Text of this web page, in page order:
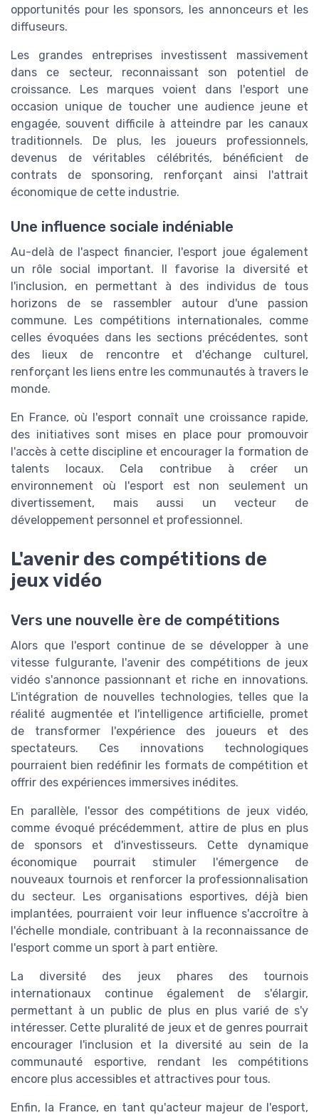
opportunités pour les sponsors, les annonceurs et les
diffuseurs.
Les grandes entreprises investissent massivement
dans ce secteur, reconnaissant son potentiel de
croissance. Les marques voient dans l'esport une
occasion unique de toucher une audience jeune et
engagée, souvent difficile à atteindre par les canaux
traditionnels. De plus, les joueurs professionnels,
devenus de véritables célébrités, bénéficient de
contrats de sponsoring, renforçant ainsi l'attrait
économique de cette industrie.
Une influence sociale indéniable
Au-delà de l'aspect financier, l'esport joue également
un rôle social important. Il favorise la diversité et
l'inclusion, en permettant à des individus de tous
horizons de se rassembler autour d'une passion
commune. Les compétitions internationales, comme
celles évoquées dans les sections précédentes, sont
des lieux de rencontre et d'échange culturel,
renforçant les liens entre les communautés à travers le
monde.
En France, où l'esport connaît une croissance rapide,
des initiatives sont mises en place pour promouvoir
l'accès à cette discipline et encourager la formation de
talents locaux. Cela contribue à créer un
environnement où l'esport est non seulement un
divertissement, mais aussi un vecteur de
développement personnel et professionnel.
L'avenir des compétitions de
jeux vidéo
Vers une nouvelle ère de compétitions
Alors que l'esport continue de se développer à une
vitesse fulgurante, l'avenir des compétitions de jeux
vidéo s'annonce passionnant et riche en innovations.
L'intégration de nouvelles technologies, telles que la
réalité augmentée et l'intelligence artificielle, promet
de transformer l'expérience des joueurs et des
spectateurs. Ces innovations technologiques
pourraient bien redéfinir les formats de compétition et
offrir des expériences immersives inédites.
En parallèle, l'essor des compétitions de jeux vidéo,
comme évoqué précédemment, attire de plus en plus
de sponsors et d'investisseurs. Cette dynamique
économique pourrait stimuler l'émergence de
nouveaux tournois et renforcer la professionnalisation
du secteur. Les organisations esportives, déjà bien
implantées, pourraient voir leur influence s'accroître à
l'échelle mondiale, contribuant à la reconnaissance de
l'esport comme un sport à part entière.
La diversité des jeux phares des tournois
internationaux continue également de s'élargir,
permettant à un public de plus en plus varié de s'y
intéresser. Cette pluralité de jeux et de genres pourrait
encourager l'inclusion et la diversité au sein de la
communauté esportive, rendant les compétitions
encore plus accessibles et attractives pour tous.
Enfin, la France, en tant qu'acteur majeur de l'esport,